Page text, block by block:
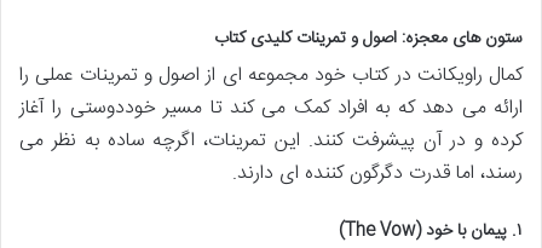
ستون های معجزه: اصول و تمرینات کلیدی کتاب
کمال راویکانت در کتاب خود مجموعه ای از اصول و تمرینات عملی را
ارائه می دهد که به افراد کمک می کند تا مسیر خوددوستی را آغاز
کرده و در آن پیشرفت کنند. این تمرینات، اگرچه ساده به نظر می
رسند، اما قدرت دگرگون کننده ای دارند.
۱. پیمان با خود (The Vow)